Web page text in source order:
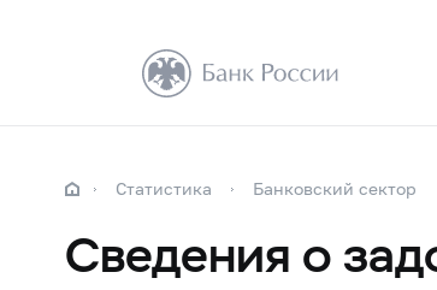
Статистика Банковский сектор
Сведения о